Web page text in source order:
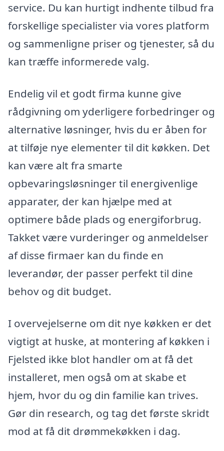
service. Du kan hurtigt indhente tilbud fra
forskellige specialister via vores platform
og sammenligne priser og tjenester, så du
kan træffe informerede valg.
Endelig vil et godt firma kunne give
rådgivning om yderligere forbedringer og
alternative løsninger, hvis du er åben for
at tilføje nye elementer til dit køkken. Det
kan være alt fra smarte
opbevaringsløsninger til energivenlige
apparater, der kan hjælpe med at
optimere både plads og energiforbrug.
Takket være vurderinger og anmeldelser
af disse firmaer kan du finde en
leverandør, der passer perfekt til dine
behov og dit budget.
I overvejelserne om dit nye køkken er det
vigtigt at huske, at montering af køkken i
Fjelsted ikke blot handler om at få det
installeret, men også om at skabe et
hjem, hvor du og din familie kan trives.
Gør din research, og tag det første skridt
mod at få dit drømmekøkken i dag.